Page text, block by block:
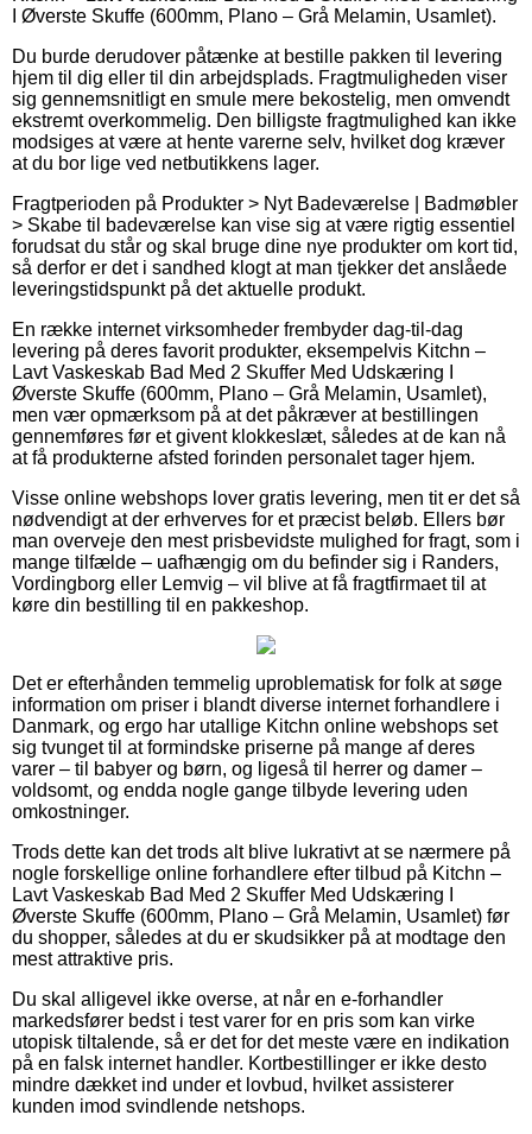
I Øverste Skuffe (600mm, Plano – Grå Melamin, Usamlet).
Du burde derudover påtænke at bestille pakken til levering
hjem til dig eller til din arbejdsplads. Fragtmuligheden viser
sig gennemsnitligt en smule mere bekostelig, men omvendt
ekstremt overkommelig. Den billigste fragtmulighed kan ikke
modsiges at være at hente varerne selv, hvilket dog kræver
at du bor lige ved netbutikkens lager.
Fragtperioden på Produkter > Nyt Badeværelse | Badmøbler
> Skabe til badeværelse kan vise sig at være rigtig essentiel
forudsat du står og skal bruge dine nye produkter om kort tid,
så derfor er det i sandhed klogt at man tjekker det anslåede
leveringstidspunkt på det aktuelle produkt.
En række internet virksomheder frembyder dag-til-dag
levering på deres favorit produkter, eksempelvis Kitchn –
Lavt Vaskeskab Bad Med 2 Skuffer Med Udskæring I
Øverste Skuffe (600mm, Plano – Grå Melamin, Usamlet),
men vær opmærksom på at det påkræver at bestillingen
gennemføres før et givent klokkeslæt, således at de kan nå
at få produkterne afsted forinden personalet tager hjem.
Visse online webshops lover gratis levering, men tit er det så
nødvendigt at der erhverves for et præcist beløb. Ellers bør
man overveje den mest prisbevidste mulighed for fragt, som i
mange tilfælde – uafhængig om du befinder sig i Randers,
Vordingborg eller Lemvig – vil blive at få fragtfirmaet til at
køre din bestilling til en pakkeshop.
Det er efterhånden temmelig uproblematisk for folk at søge
information om priser i blandt diverse internet forhandlere i
Danmark, og ergo har utallige Kitchn online webshops set
sig tvunget til at formindske priserne på mange af deres
varer – til babyer og børn, og ligeså til herrer og damer –
voldsomt, og endda nogle gange tilbyde levering uden
omkostninger.
Trods dette kan det trods alt blive lukrativt at se nærmere på
nogle forskellige online forhandlere efter tilbud på Kitchn –
Lavt Vaskeskab Bad Med 2 Skuffer Med Udskæring I
Øverste Skuffe (600mm, Plano – Grå Melamin, Usamlet) før
du shopper, således at du er skudsikker på at modtage den
mest attraktive pris.
Du skal alligevel ikke overse, at når en e-forhandler
markedsfører bedst i test varer for en pris som kan virke
utopisk tiltalende, så er det for det meste være en indikation
på en falsk internet handler. Kortbestillinger er ikke desto
mindre dækket ind under et lovbud, hvilket assisterer
kunden imod svindlende netshops.